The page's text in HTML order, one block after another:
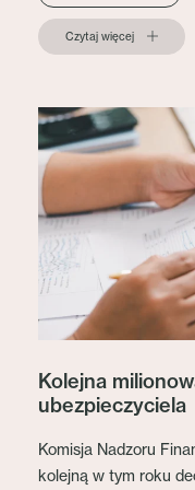
Czytaj więcej
Kolejna
ubezpieczyciela
Komisja Nadzoru
kolejną w tym roku